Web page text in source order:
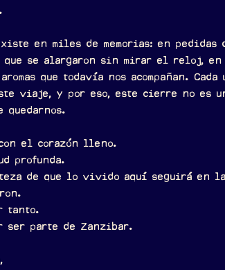
en miles de memorias: en pedidas
que se alargaron sin mirar el reloj, en
que todavía nos acompañan.
viaje, y por eso, este cierre no es
con el corazón lleno.
profunda.
de que lo vivido aquí seguirá en la
tanto.
ser parte de Zanzibar.